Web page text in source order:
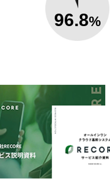
96.8%